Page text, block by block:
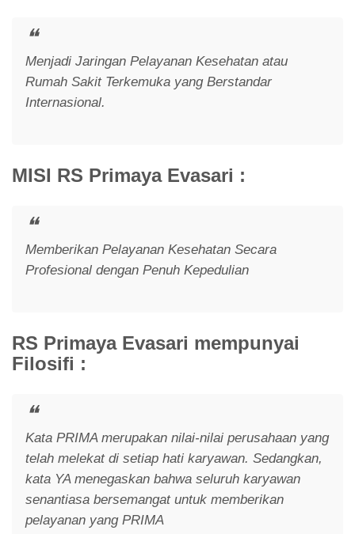
Menjadi Jaringan Pelayanan Kesehatan atau
Rumah Sakit Terkemuka yang Berstandar
Internasional.
MISI RS Primaya Evasari :
Memberikan Pelayanan Kesehatan Secara
Profesional dengan Penuh Kepedulian
RS Primaya Evasari mempunyai
Filosifi :
Kata PRIMA merupakan nilai-nilai perusahaan yang
telah melekat di setiap hati karyawan. Sedangkan,
kata YA menegaskan bahwa seluruh karyawan
senantiasa bersemangat untuk memberikan
pelayanan yang PRIMA